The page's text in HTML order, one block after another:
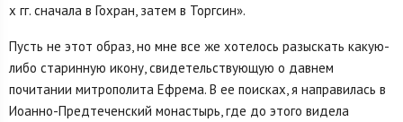
х гг. сначала в Гохран, затем в Торгсин».
Пусть не этот образ, но мне все же хотелось разыскать какую-
либо старинную икону, свидетельствующую о давнем
почитании митрополита Ефрема. В ее поисках, я направилась в
Иоанно-Предтеченский монастырь, где до этого видела